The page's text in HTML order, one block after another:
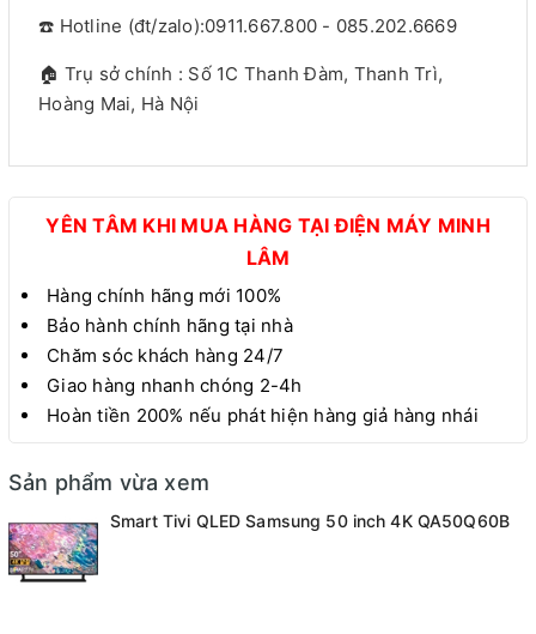
☎️ Hotline (đt/zalo):0911.667.800 - 085.202.6669
🏠 Trụ sở chính : Số 1C Thanh Đàm, Thanh Trì,
Hoàng Mai, Hà Nội
YÊN TÂM KHI MUA HÀNG TẠI ĐIỆN MÁY MINH
LÂM
Hàng chính hãng mới 100%
Bảo hành chính hãng tại nhà
Chăm sóc khách hàng 24/7
Giao hàng nhanh chóng 2-4h
Hoàn tiền 200% nếu phát hiện hàng giả hàng nhái
Sản phẩm vừa xem
Smart Tivi QLED Samsung 50 inch 4K QA50Q60B